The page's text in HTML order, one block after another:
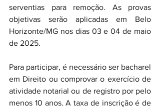
serventias para remoção. As provas
objetivas serão aplicadas em Belo
Horizonte/MG nos dias 03 e 04 de maio
de 2025.
Para participar, é necessário ser bacharel
em Direito ou comprovar o exercício de
atividade notarial ou de registro por pelo
menos 10 anos. A taxa de inscrição é de